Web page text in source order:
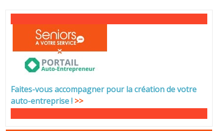
Faites-vous accompagner pour la création de votre
auto-entreprise! >>